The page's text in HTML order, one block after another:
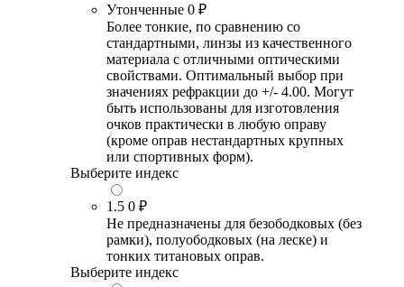
Утонченные 0 ₽
Более тонкие, по сравнению со
стандартными, линзы из качественного
материала с отличными оптическими
свойствами. Оптимальный выбор при
значениях рефракции до +/- 4.00. Могут
быть использованы для изготовления
очков практически в любую оправу
(кроме оправ нестандартных крупных
или спортивных форм).
Выберите индекс
1.5 0 ₽
Не предназначены для безободковых (без
рамки), полуободковых (на леске) и
тонких титановых оправ.
Выберите индекс